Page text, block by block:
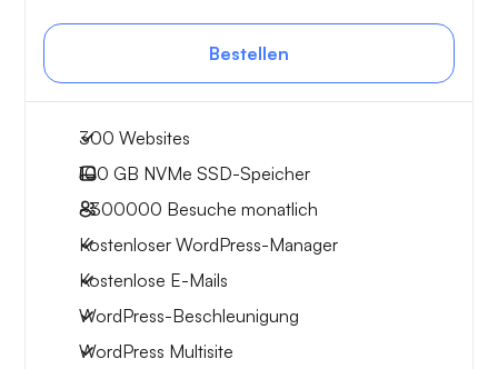
Bestellen
300 Websites
100 GB NVMe SSD-Speicher
~300000 Besuche monatlich
Kostenloser WordPress-Manager
Kostenlose E-Mails
WordPress-Beschleunigung
WordPress Multisite